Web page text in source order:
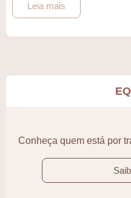
Leia mais
Conheça quem está por